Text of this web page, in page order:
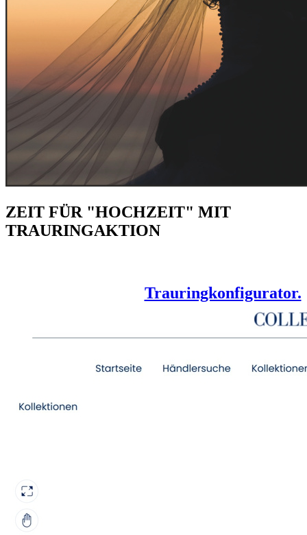
ZEIT FÜR "HOCHZEIT" MIT
TRAURINGAKTION
Trauringkonfigurator.